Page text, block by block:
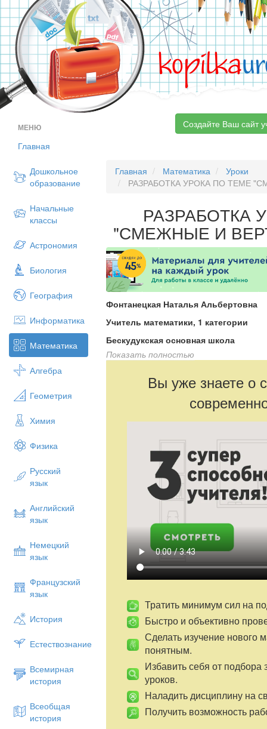
kopilka
МЕНЮ
Главная
Дошкольное
образование
Начальные
классы
Астрономия
Биология
География
Информатика
Математика
Алгебра
Геометрия
Химия
Физика
Русский
язык
Английский
язык
Немецкий
язык
Французский
язык
История
Естествознание
Всемирная
история
Всеобщая
история
Создайте Ваш сайт
Главная Математика
Уроки
РАЗРАБОТКА УРОКА ПО ТЕМЕ
РАЗРАБОТКА
"СМЕЖНЫЕ И
Фонтанецкая Наталья Альбертовна
Учитель математики, 1 категории
Бескудукская основная школа
Северо-Казахстанская область,
Есильский район,селоБескудук
Тема урока: Смежные и
обобщение и
теме.
Задачи урока:
. создать условия для закрепления
закрепить умения применять
развивать мыслительную
способности, логическое мышление
умение систематизировать и обобщать
воспитывать ответственность,
самостоятельность, активность.
Оборудование:карточки с заданиями,
Тип урока: урок закрепления
Ι. Организационный
момент
Ребята, послушайте, какая тишина!
Это в школе начались уроки.
Мы не будем тратить время зря,
И приступим все к работе.
Мы сюда пришли учиться,
Не лениться, а трудиться.
Показать полностью
Вы уже знаете о
Тратить минимум сил на
Быстро и объективно
Сделать изучение нового
понятным.
Избавить себя от подбора
уроков.
Наладить дисциплину на
Получить возможность